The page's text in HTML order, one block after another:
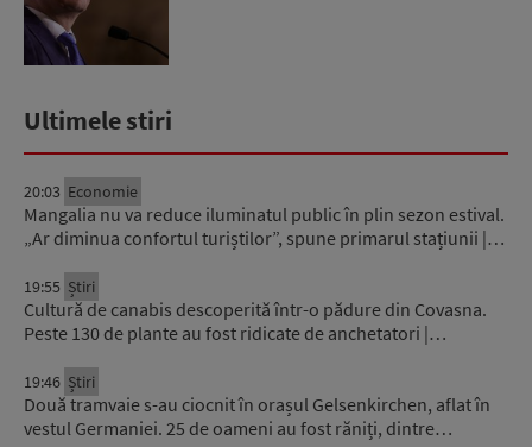
Ultimele stiri
20:03 Economie
Mangalia nu va reduce iluminatul public în plin sezon estival.
„Ar diminua confortul turiștilor”, spune primarul stațiunii |…
19:55 Știri
Cultură de canabis descoperită într-o pădure din Covasna.
Peste 130 de plante au fost ridicate de anchetatori |…
19:46 Știri
Două tramvaie s-au ciocnit în orașul Gelsenkirchen, aflat în
vestul Germaniei. 25 de oameni au fost răniți, dintre…